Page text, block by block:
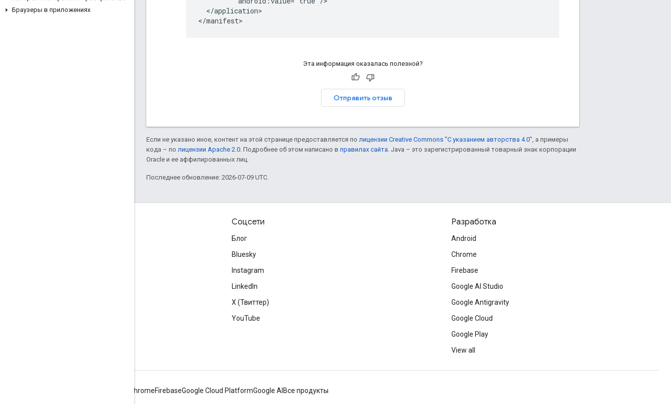
Браузеры в приложениях
  </application>
</manifest>
Эта информация оказалась полезной?
Отправить отзыв
Если не указано иное, контент на этой странице предоставляется по лицензии Creative Commons "С указанием авторства 4.0" , а примеры
кода – по лицензии Apache 2.0 . Подробнее об этом написано в правилах сайта . Java – это зарегистрированный товарный знак корпорации
Oracle и ее аффилированных лиц.
Последнее обновление: 2026-07-09 UTC.
Соцсети
Блог
Bluesky
Instagram
LinkedIn
X (Твиттер)
YouTube
Разработка
Android
Chrome
Firebase
Google AI Studio
Google Antigravity
Google Cloud
Google Play
View all
ChromeFirebaseGoogle Cloud PlatformGoogle AI Все продукты